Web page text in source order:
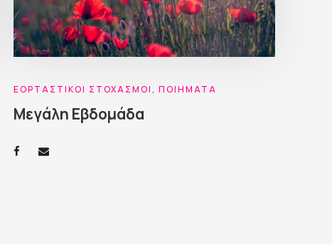
ΕΟΡΤΑΣΤΙΚΟΊ ΣΤΟΧΑΣΜΟΊ, ΠΟΙΉΜΑΤΑ
Μεγάλη Εβδομάδα